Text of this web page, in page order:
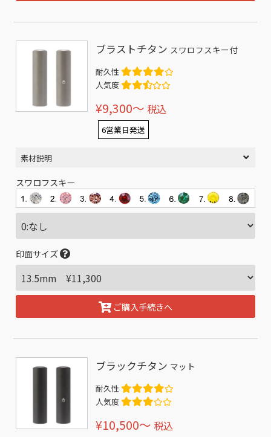
ブラストチタン スワロフスキー付
耐久性
人気度
¥9,300〜 税込
6営業日発送
素材説明
スワロフスキー
印面サイズ
ご購入手続きへ
ブラックチタン マット
耐久性
人気度
¥10,500〜 税込